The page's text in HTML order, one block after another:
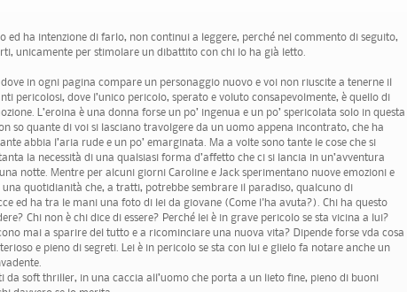
ed ha intenzione di farlo, non continui a leggere, perché nel commento di seguito,
unicamente per stimolare un dibattito con chi lo ha già letto.
in ogni pagina compare un personaggio nuovo e voi non riuscite a tenerne il
pericolosi, dove l’unico pericolo, sperato e voluto consapevolmente, è quello di
L’eroina è una donna forse un po’ ingenua e un po’ spericolata solo in questa
so quante di voi si lasciano travolgere da un uomo appena incontrato, che ha
abbia l’aria rude e un po’ emarginata. Ma a volte sono tante le cose che si
la necessità di una qualsiasi forma d’affetto che ci si lancia in un’avventura
notte. Mentre per alcuni giorni Caroline e Jack sperimentano nuove emozioni e
quotidianità che, a tratti, potrebbe sembrare il paradiso, qualcuno di
ed ha tra le mani una foto di lei da giovane (Come l'ha avuta?). Chi ha questo
Chi non è chi dice di essere? Perché lei è in grave pericolo se sta vicina a lui?
mai a sparire del tutto e a ricominciare una nuova vita? Dipende forse vda cosa
e pieno di segreti. Lei è in pericolo se sta con lui e glielo fa notare anche un
da soft thriller, in una caccia all’uomo che porta a un lieto fine, pieno di buoni